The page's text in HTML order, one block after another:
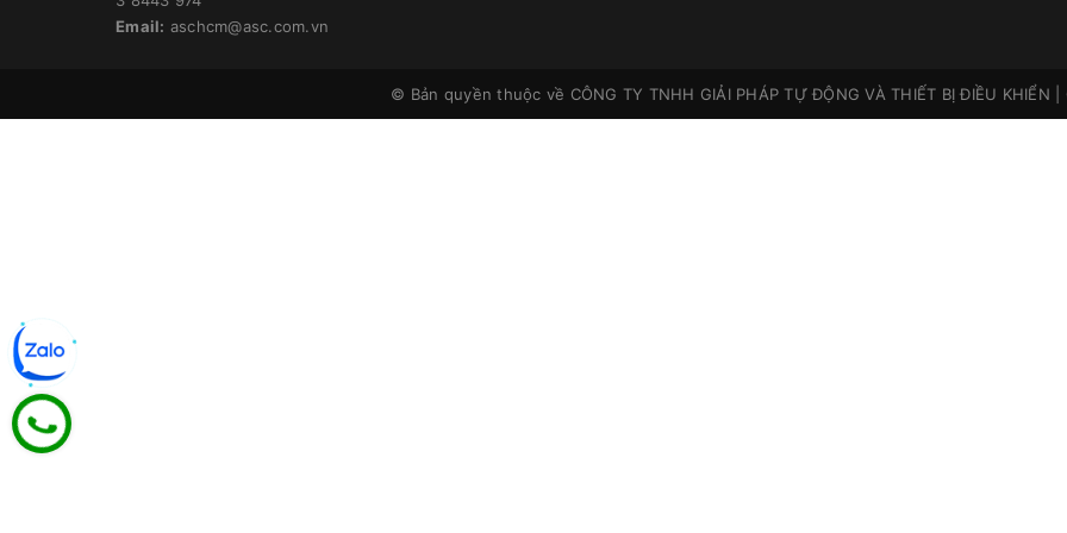
Email: aschcm@asc.com.vn
© Bản quyền thuộc về CÔNG TY TNHH GIẢI PHÁP TỰ ĐỘNG VÀ THIẾT BỊ ĐIỀU KHIỂN